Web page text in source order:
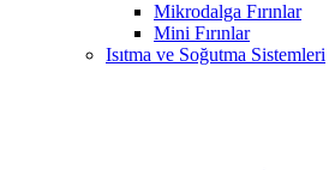
Mikrodalga Fırınlar
Mini Fırınlar
Isıtma ve Soğutma Sistemleri